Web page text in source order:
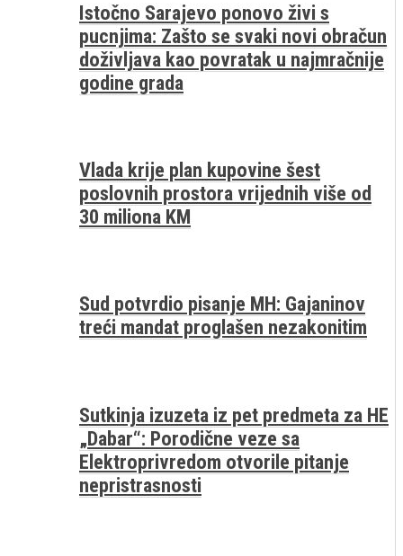
Istočno Sarajevo ponovo živi s
pucnjima: Zašto se svaki novi obračun
doživljava kao povratak u najmračnije
godine grada
Vlada krije plan kupovine šest
poslovnih prostora vrijednih više od
30 miliona KM
Sud potvrdio pisanje MH: Gajaninov
treći mandat proglašen nezakonitim
Sutkinja izuzeta iz pet predmeta za HE
„Dabar“: Porodične veze sa
Elektroprivredom otvorile pitanje
nepristrasnosti